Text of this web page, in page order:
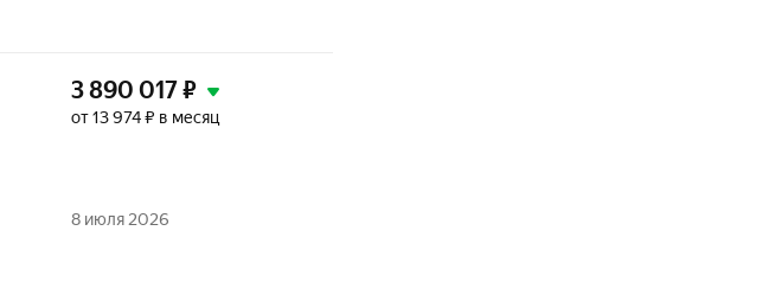
3 890 017₽
от 13 974 ₽ в месяц
8 июля 2026